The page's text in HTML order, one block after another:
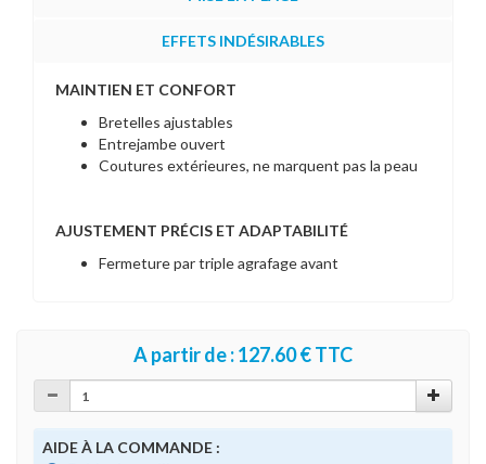
EFFETS INDÉSIRABLES
MAINTIEN ET CONFORT
Bretelles ajustables
Entrejambe ouvert
Coutures extérieures, ne marquent pas la peau
AJUSTEMENT PRÉCIS ET ADAPTABILITÉ
Fermeture par triple agrafage avant
A partir de : 127.60 € TTC
AIDE À LA COMMANDE :